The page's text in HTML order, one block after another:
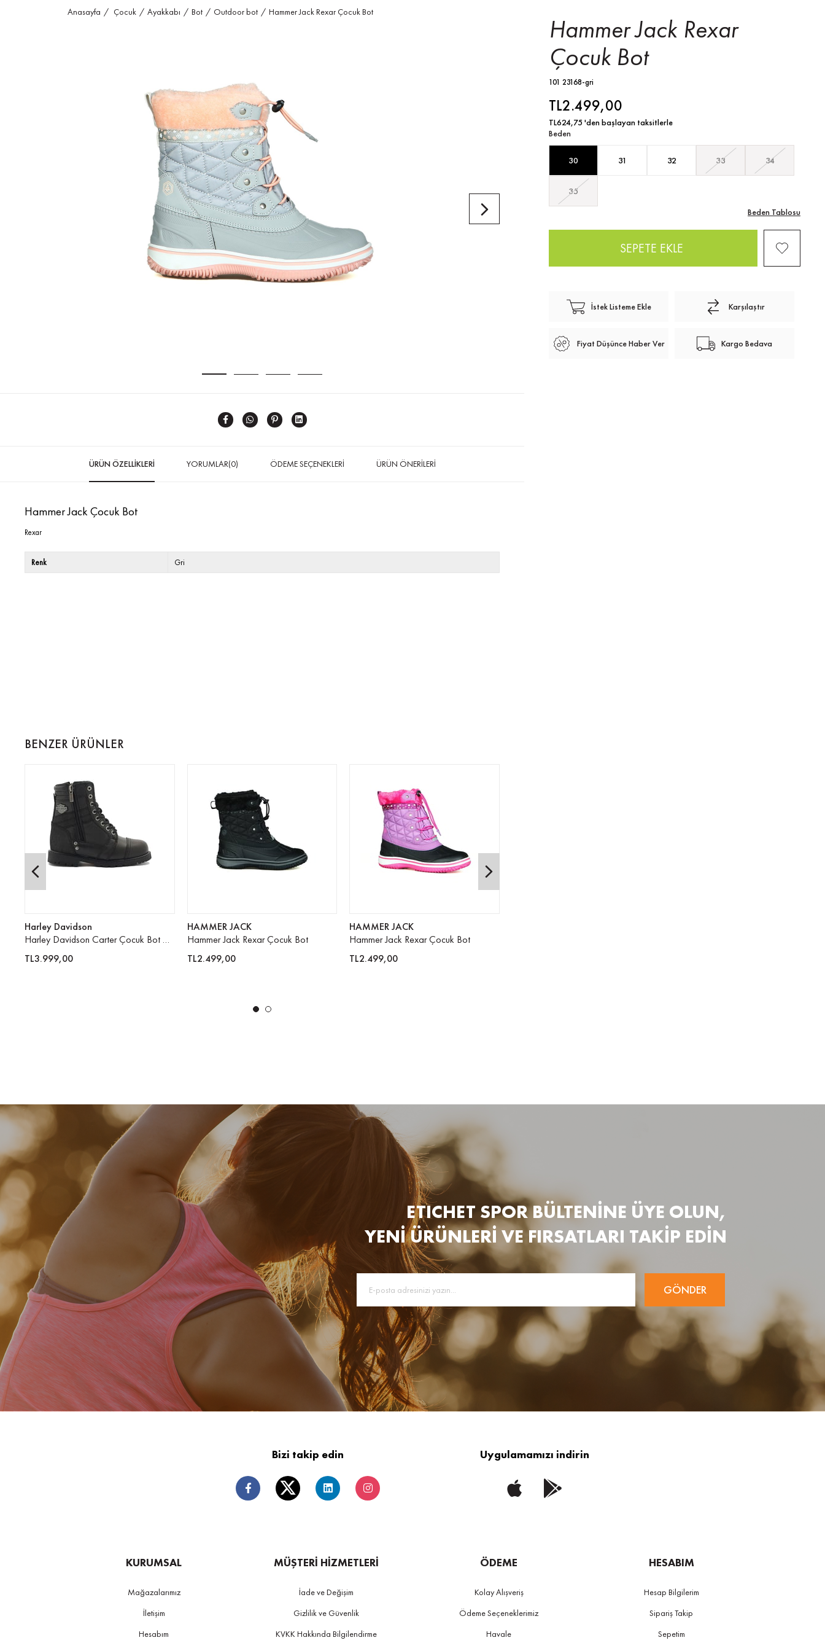
Anasayfa Çocuk Ayakkabı Bot Outdoor bot Hammer Jack Rexar Çocuk Bot
Hammer Jack Rexar
Çocuk Bot
101 23168-gri
TL2.499,00
TL624,75'den başlayan taksitlerle
Beden
30 31 32 33 34
35
Beden Tablosu
İstek Listeme Ekle Karşılaştır
Fiyat Düşünce Haber Ver Kargo Bedava
ÜRÜN ÖZELLIKLERI YORUMLAR(0) ÖDEME SEÇENEKLERI ÜRÜN ÖNERILERI
Hammer Jack Çocuk Bot
Rexar
Renk Gri
BENZER ÜRÜNLER
Harley Davidson
Harley Davidson Carter Çocuk Bot 025F10
TL3.999,00
HAMMER JACK
Hammer Jack Rexar Çocuk Bot
TL2.499,00
HAMMER JACK
Hammer Jack Rexar Çocuk Bot
TL2.499,00
ETICHET SPOR BÜLTENİNE ÜYE OLUN,
YENİ ÜRÜNLERİ VE FIRSATLARI TAKİP EDİN
GÖNDER
Bizi takip edin Uygulamamızı indirin
KURUMSAL
Mağazalarımız
İletişim
Hesabım
MÜŞTERİ HİZMETLERİ
İade ve Değişim
Gizlilik ve Güvenlik
KVKK Hakkında Bilgilendirme
ÖDEME
Kolay Alışveriş
Ödeme Seçeneklerimiz
Havale
HESABIM
Hesap Bilgilerim
Sipariş Takip
Sepetim